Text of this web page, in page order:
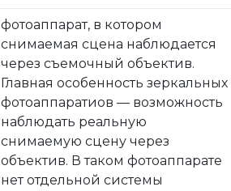
фотоаппарат, в котором
снимаемая сцена наблюдается
через съемочный объектив.
Главная особенность зеркальных
фотоаппаратиов — возможность
наблюдать реальную
снимаемую сцену через
объектив. В таком фотоаппарате
нет отдельной системы